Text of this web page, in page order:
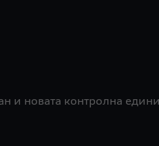
и новата контролна